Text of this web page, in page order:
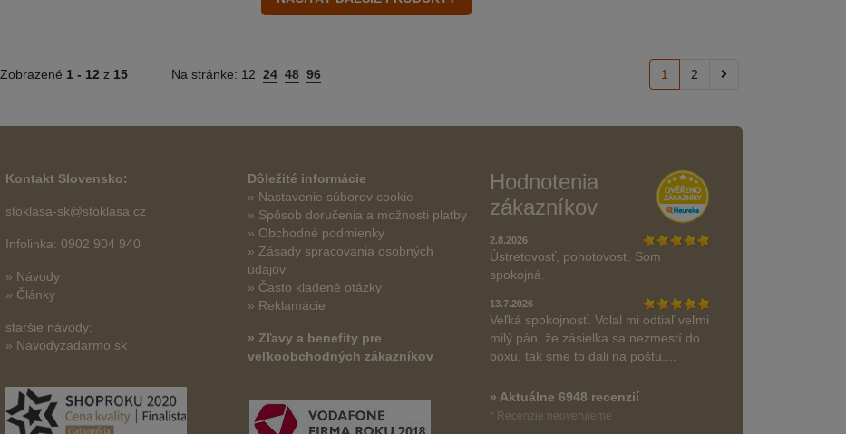
Zobrazené 1 - 12 z 15 Na stránke: 12 24 48 96 1 2
Kontakt Slovensko:
stoklasa-sk@stoklasa.cz
Infolinka: 0902 904 940
» Návody
» Články
staršie návody:
» Navodyzadarmo.sk
Dôležité informácie
» Nastavenie súborov cookie
» Spôsob doručenia a možnosti platby
» Obchodné podmienky
» Zásady spracovania osobných
údajov
» Často kladené otázky
» Reklamácie
» Zľavy a benefity pre
veľkoobchodných zákazníkov
Hodnotenia
zákazníkov
2.8.2026
Ústretovosť, pohotovosť. Som
spokojná.
13.7.2026
Veľká spokojnosť. Volal mi odtiaľ veľmi
milý pán, že zásielka sa nezmestí do
boxu, tak sme to dali na poštu....
» Aktuálne 6948 recenzií
* Recenzie neoverujeme